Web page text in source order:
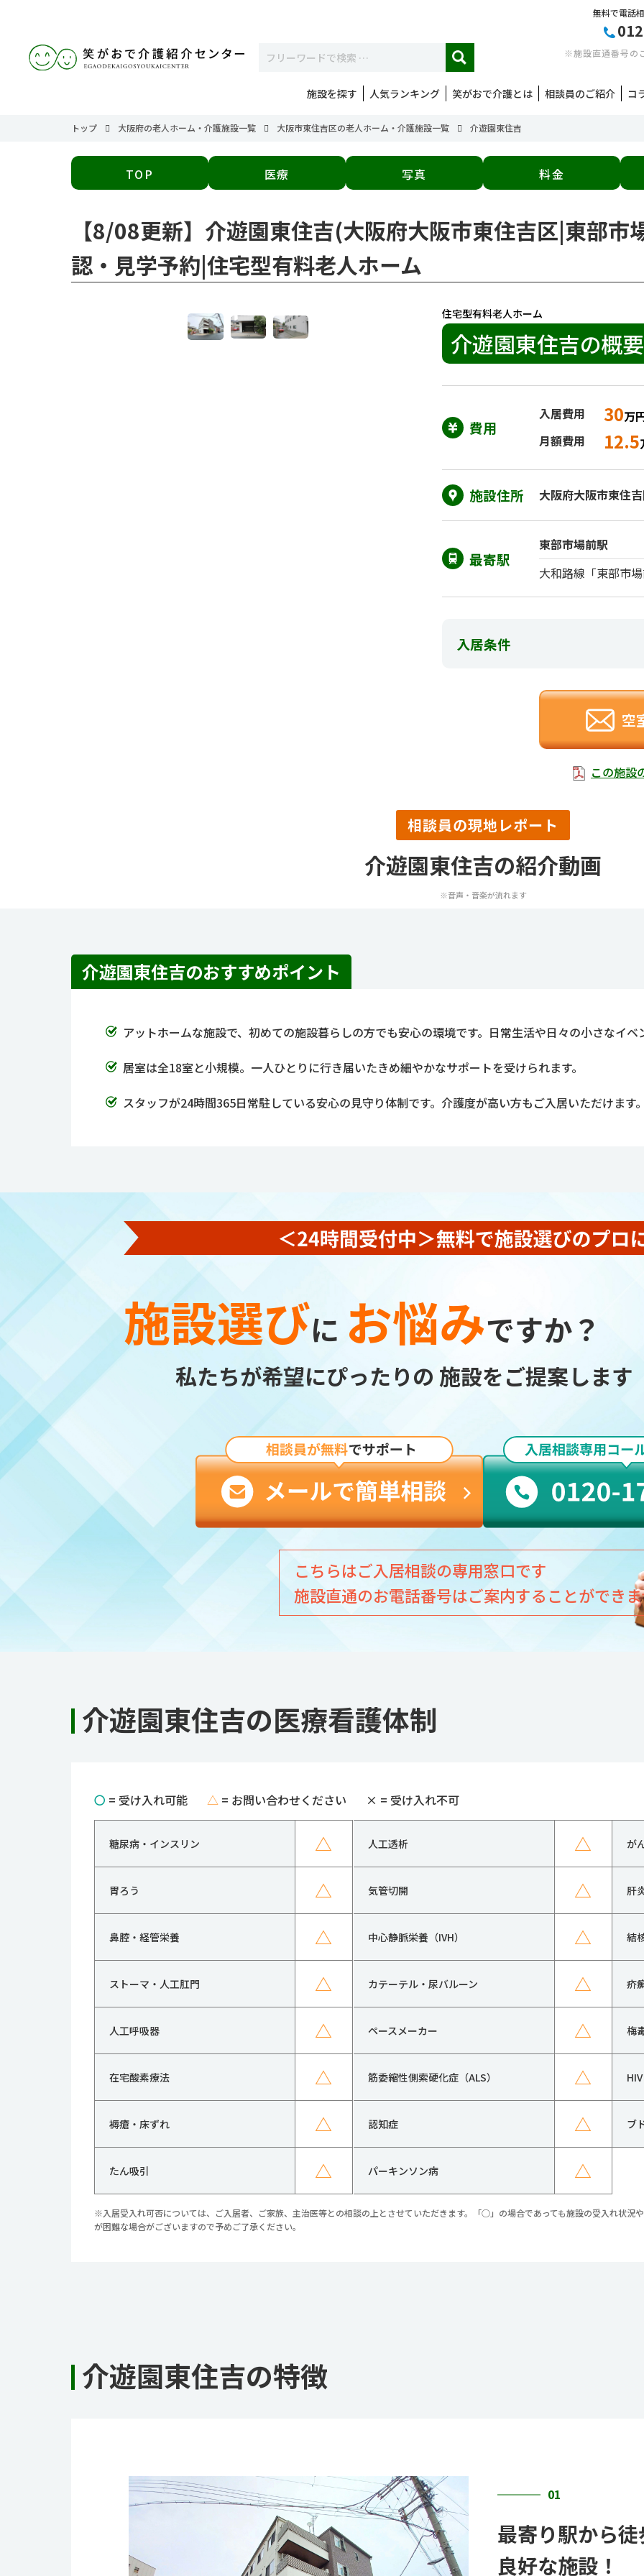
無料で電話
※施設直通番号の
施設を探す 人気ランキング 笑がおで介護とは 相談員のご紹介 コ
トップ 大阪府の老人ホーム・介護施設一覧 大阪市東住吉区の老人ホーム・介護施設一覧 介遊園東住吉
TOP 医療 写真 料金
【8/08更新】介遊園東住吉(大阪府大阪市東住吉区|東部市
認・見学予約|住宅型有料老人ホーム
住宅型有料老人ホーム
介遊園東住吉の概要
費用
入居費用 30万
月額費用
12.5
施設住所 大阪府大阪市東住
最寄駅
東部市場前駅
大和路線「東部市
入居条件
空
この施設
相談員の現地レポート
介遊園東住吉の紹介動画
※音声・音楽が流れます
介遊園東住吉のおすすめポイント
アットホームな施設で、初めての施設暮らしの方でも安心の環境です。日常生活や日々の小さなイ
居室は全18室と小規模。一人ひとりに行き届いたきめ細やかなサポートを受けられます。
スタッフが24時間365日常駐している安心の見守り体制です。介護度が高い方もご入居いただけます
施設選びに お悩みですか？
私たちが希望にぴったりの 施設をご提案します
こちらはご入居相談の専用窓口です
施設直通のお電話番号はご案内することができ
介遊園東住吉の医療看護体制
〇 = 受け入れ可能 △= お問い合わせください × = 受け入れ不可
糖尿病・インスリン △
胃ろう △
鼻腔・経管栄養 △
ストーマ・人工肛門 △
人工呼吸器 △
在宅酸素療法 △
褥瘡・床ずれ △
たん吸引 △
人工透析 △
気管切開 △
中心静脈栄養（IVH） △
カテーテル・尿バルーン △
ペースメーカー △
筋委縮性側索硬化症（ALS） △
認知症 △
パーキンソン病 △
が
肝
結
疥
梅
ブ
※入居受入れ可否については、ご入居者、ご家族、主治医等との相談の上とさせていただきます。「○」の場合であっても施設の受入れ状況
が困難な場合がございますので予めご了承ください。
介遊園東住吉の特徴
01
最寄り駅から
良好な施設！